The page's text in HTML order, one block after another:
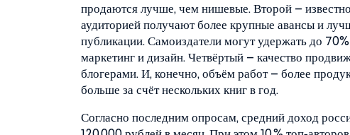
продаются лучше, чем нишевые. Второй –
аудиторией получают более крупные авансы и
публикации. Самоиздатели могут удержать до
маркетинг и дизайн. Четвёртый – качество
блогерами. И, конечно, объём работ – более
больше за счёт нескольких книг в год.
Согласно последним опросам, средний доход